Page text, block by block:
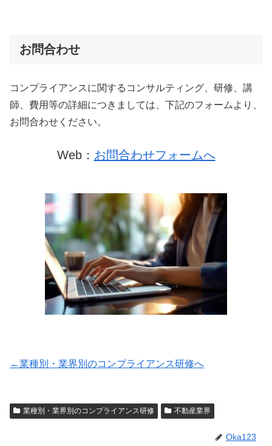
お問合わせ
コンプライアンスに関するコンサルティング、研修、講
師、費用等の詳細につきましては、下記のフォームより、
お問合わせください。
Web： お問合わせフォームへ
←業種別・業界別のコンプライアンス研修へ
業種別・業界別のコンプライアンス研修 不動産業界
Oka123